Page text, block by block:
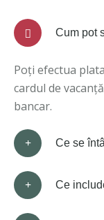
Cum pot
Poți efectua
cardul de
bancar.
Ce se
Ce